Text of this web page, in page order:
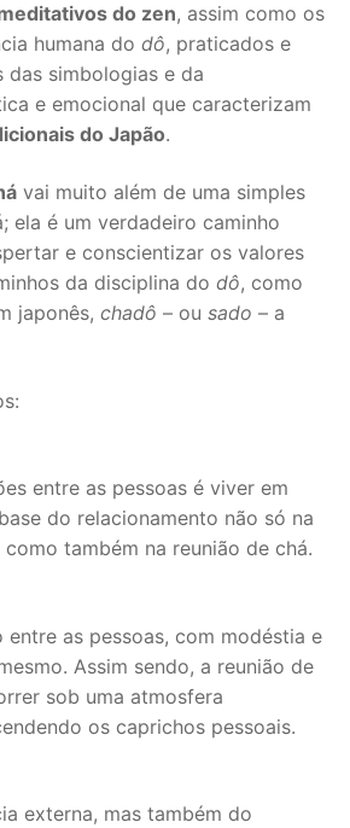
do zen, assim como os
humana do dô, praticados e
das simbologias e da
e emocional que caracterizam
do Japão.
vai muito além de uma simples
ela é um verdadeiro caminho
e conscientizar os valores
da disciplina do dô, como
japonês, chadô – ou sado – a
entre as pessoas é viver em
do relacionamento não só na
também na reunião de chá.
entre as pessoas, com modéstia e
Assim sendo, a reunião de
sob uma atmosfera
os caprichos pessoais.
externa, mas também do